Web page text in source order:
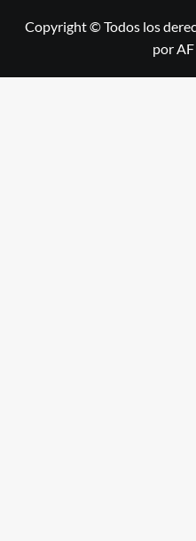
Copyright © Todos los
por AF